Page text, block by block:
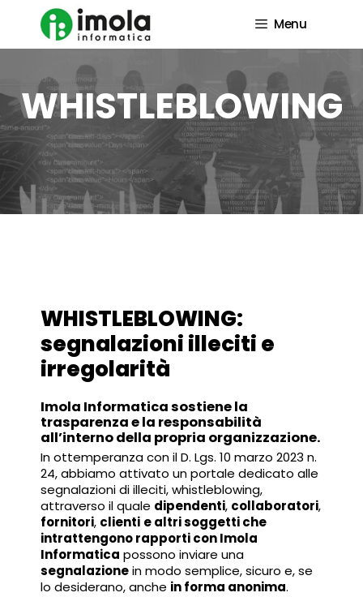
contenuto
Menu
WHISTLEBLOWING
WHISTLEBLOWING:
segnalazioni illeciti e
irregolarità
Imola Informatica sostiene la
trasparenza e la responsabilità
all’interno della propria organizzazione.
In ottemperanza con il D. Lgs. 10 marzo 2023 n.
24, abbiamo attivato un portale dedicato alle
segnalazioni di illeciti, whistleblowing,
attraverso il quale dipendenti, collaboratori,
fornitori, clienti e altri soggetti che
intrattengono rapporti con Imola
Informatica possono inviare una
segnalazionein modo semplice, sicuro e, se
lo desiderano, anche in forma anonima.